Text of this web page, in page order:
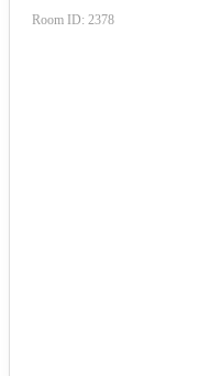
Room ID: 2378